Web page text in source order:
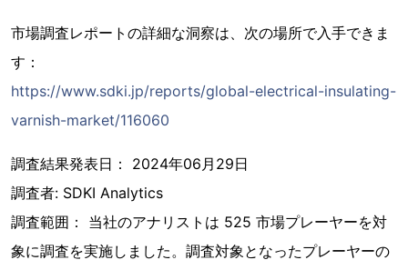
市場調査レポートの詳細な洞察は、次の場所で入手できま
す：
https://www.sdki.jp/reports/global-electrical-insulating-
varnish-market/116060
調査結果発表日： 2024年06月29日
調査者: SDKI Analytics
調査範囲： 当社のアナリストは 525 市場プレーヤーを対
象に調査を実施しました。調査対象となったプレーヤーの